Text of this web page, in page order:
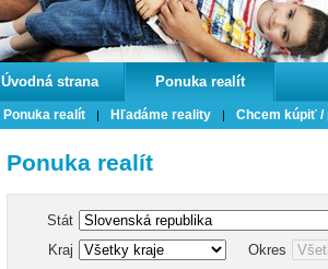
Úvodná strana Ponuka realít
Ponuka realít Hľadáme reality Chcem kúpiť
Ponuka realít
Stát
Kraj
Okres